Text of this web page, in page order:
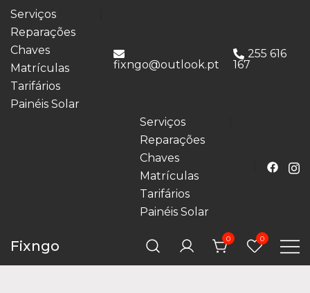
Serviços
Reparações
Chaves
Matrículas
Tarifários
Painéis Solar
fixngo@outlook.pt
255 616
167
Serviços
Reparações
Chaves
Matrículas
Tarifários
Painéis Solar
Fixngo 0 0